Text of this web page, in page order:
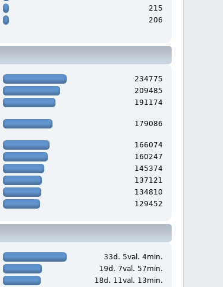
215
206
234775
209485
191174
179086
166074
160247
145374
137121
134810
129452
33d. 5val. 4min.
19d. 7val. 57min.
18d. 11val. 13min.